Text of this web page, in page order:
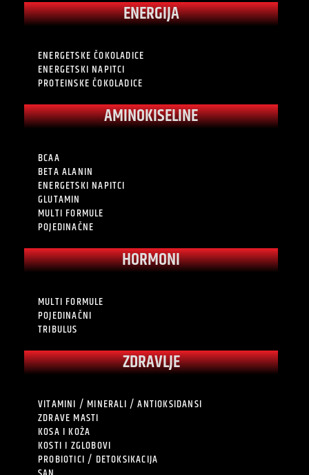
ENERGIJA
ENERGETSKE ČOKOLADICE
ENERGETSKI NAPITCI
PROTEINSKE ČOKOLADICE
AMINOKISELINE
BCAA
BETA ALANIN
ENERGETSKI NAPITCI
GLUTAMIN
MULTI FORMULE
POJEDINAČNE
HORMONI
MULTI FORMULE
POJEDINAČNI
TRIBULUS
ZDRAVLJE
VITAMINI / MINERALI / ANTIOKSIDANSI
ZDRAVE MASTI
KOSA I KOŽA
KOSTI I ZGLOBOVI
PROBIOTICI / DETOKSIKACIJA